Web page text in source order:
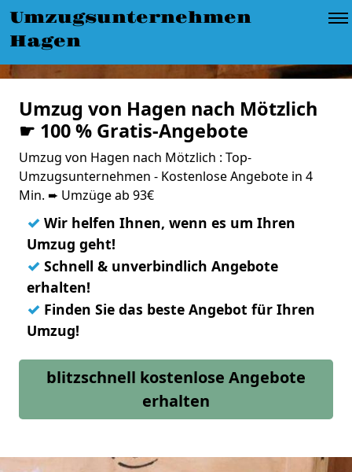
Umzugsunternehmen
Hagen
Umzug von Hagen nach Mötzlich
☛ 100 % Gratis-Angebote
Umzug von Hagen nach Mötzlich : Top-
Umzugsunternehmen - Kostenlose Angebote in 4
Min. ➨ Umzüge ab 93€
✓ Wir helfen Ihnen, wenn es um Ihren
Umzug geht!
✓ Schnell & unverbindlich Angebote
erhalten!
✓ Finden Sie das beste Angebot für Ihren
Umzug!
blitzschnell kostenlose Angebote
erhalten